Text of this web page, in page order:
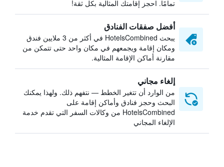
تمامًا. احجز إقامتك المثالية بكل ثقة!
أفضل صفقات الفنادق
يبحث HotelsCombined في أكثر من 3 ملايين فندق
ومكان إقامة ويجمعهم في مكان واحد حتى تتمكن من
مقارنة أماكن الإقامة المثالية.
إلغاء مجاني
من الوارد أن تتغير الخطط — نتفهم ذلك. ولهذا يمكنك
البحث وحجز فنادق وأماكن إقامة على
HotelsCombined من وكالات السفر التي تقدم خدمة
الإلغاء المجاني